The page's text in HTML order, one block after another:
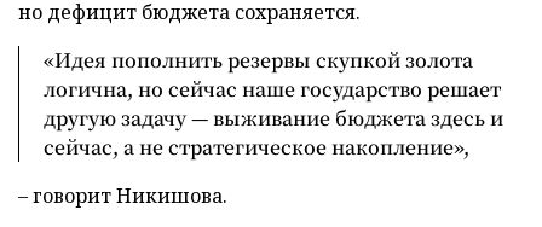
но дефицит бюджета сохраняется.
«Идея пополнить резервы скупкой золота
логична, но сейчас наше государство решает
другую задачу — выживание бюджета здесь и
сейчас, а не стратегическое накопление»,
– говорит Никишова.